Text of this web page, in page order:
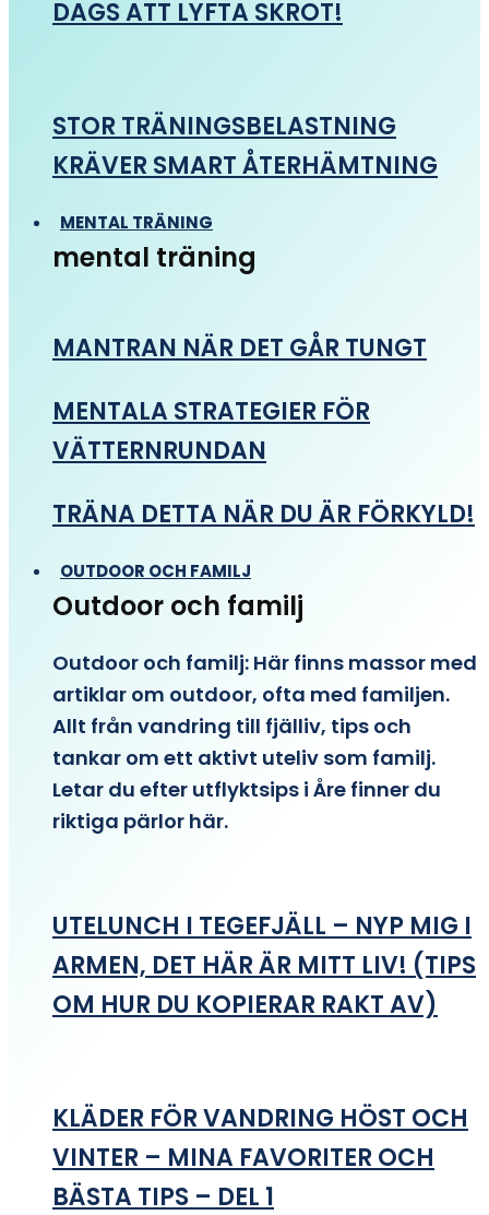
DAGS ATT LYFTA SKROT!
STOR TRÄNINGSBELASTNING
KRÄVER SMART ÅTERHÄMTNING
MENTAL TRÄNING
mental träning
MANTRAN NÄR DET GÅR TUNGT
MENTALA STRATEGIER FÖR
VÄTTERNRUNDAN
TRÄNA DETTA NÄR DU ÄR FÖRKYLD!
OUTDOOR OCH FAMILJ
Outdoor och familj
Outdoor och familj: Här finns massor med
artiklar om outdoor, ofta med familjen.
Allt från vandring till fjälliv, tips och
tankar om ett aktivt uteliv som familj.
Letar du efter utflyktsips i Åre finner du
riktiga pärlor här.
UTELUNCH I TEGEFJÄLL – NYP MIG I
ARMEN, DET HÄR ÄR MITT LIV! (TIPS
OM HUR DU KOPIERAR RAKT AV)
KLÄDER FÖR VANDRING HÖST OCH
VINTER – MINA FAVORITER OCH
BÄSTA TIPS – DEL 1